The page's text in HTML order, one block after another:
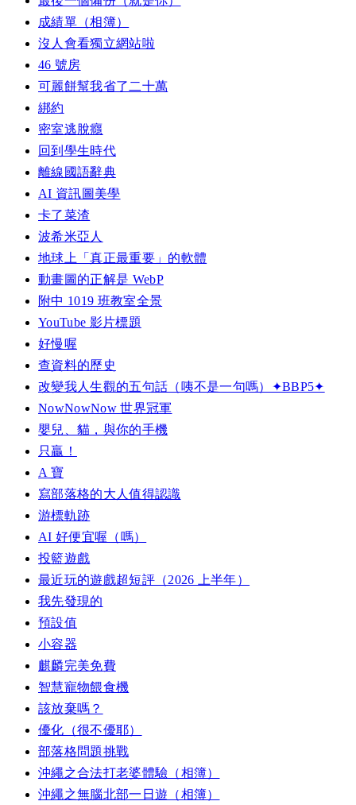
成績單（相簿）
沒人會看獨立網站啦
46 號房
可麗餅幫我省了二十萬
綁約
密室逃脫癮
回到學生時代
離線國語辭典
AI 資訊圖美學
卡了菜渣
波希米亞人
地球上「真正最重要」的軟體
動畫圖的正解是 WebP
附中 1019 班教室全景
YouTube 影片標題
好慢喔
查資料的歷史
改變我人生觀的五句話（咦不是一句嗎）✦BBP5✦
NowNowNow 世界冠軍
嬰兒、貓，與你的手機
只贏！
A 寶
寫部落格的大人值得認識
游標軌跡
AI 好便宜喔（嗎）
投籃遊戲
最近玩的遊戲超短評（2026 上半年）
我先發現的
預設值
小容器
麒麟完美免費
智慧寵物餵食機
該放棄嗎？
優化（很不優耶）
部落格問題挑戰
沖繩之合法打老婆體驗（相簿）
沖繩之無腦北部一日遊（相簿）